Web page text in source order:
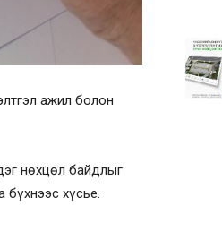
ажил болон
нөхцөл байдлыг
бүхнээс хүсье.